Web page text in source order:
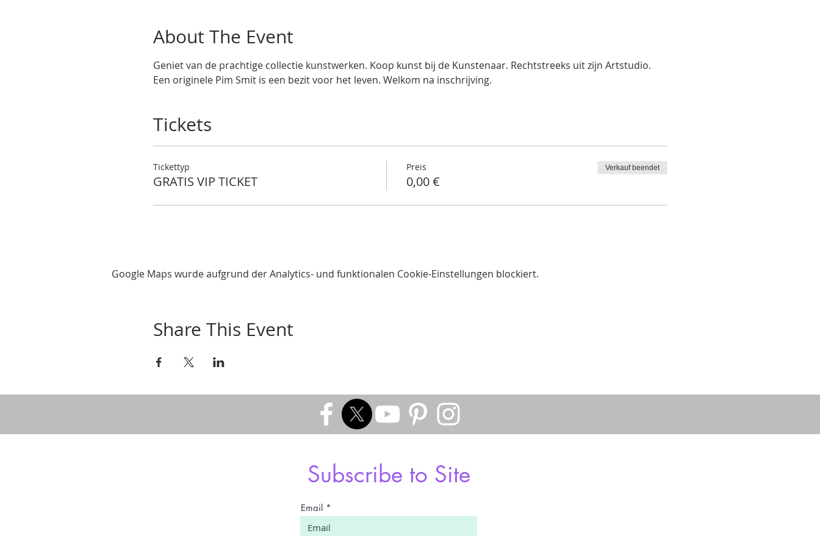
About The Event
Geniet van de prachtige collectie kunstwerken. Koop kunst bij de Kunstenaar. Rechtstreeks uit zijn Artstudio.
Een originele Pim Smit is een bezit voor het leven. Welkom na inschrijving.
Tickets
Tickettyp
GRATIS VIP TICKET
Preis
0,00 €
Verkauf beendet
Google Maps wurde aufgrund der Analytics- und funktionalen Cookie-Einstellungen blockiert.
Share This Event
Subscribe to Site
Email